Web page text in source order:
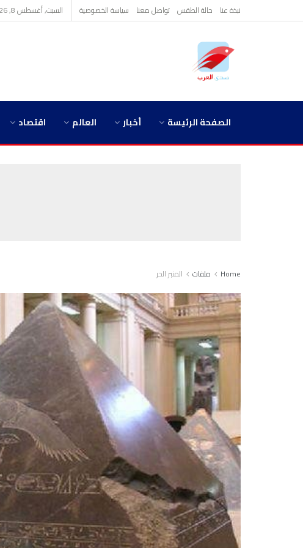
نبذة عنا حالة الطقس تواصل معنا سياسة الخصوصية السبت, أغسطس 8, 2026
الصفحة الرئيسة أخبار العالم اقتصاد
Home ملفات المنبر الحر